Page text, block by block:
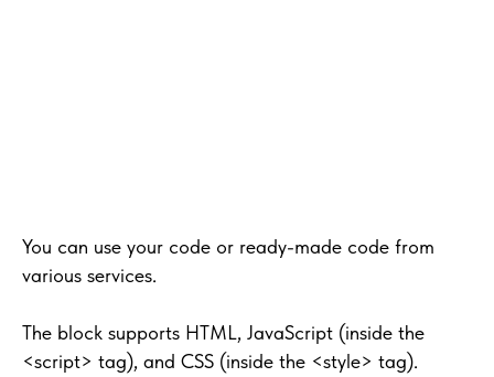
You can use your code or ready-made code from
various services.
The block supports HTML, JavaScript (inside the
<script> tag), and CSS (inside the <style> tag).